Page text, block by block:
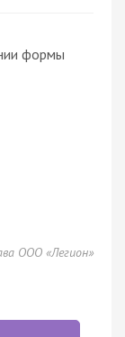
формы
ООО «Легион»